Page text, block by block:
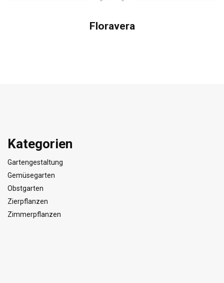
Floravera
Kategorien
Gartengestaltung
Gemüsegarten
Obstgarten
Zierpflanzen
Zimmerpflanzen